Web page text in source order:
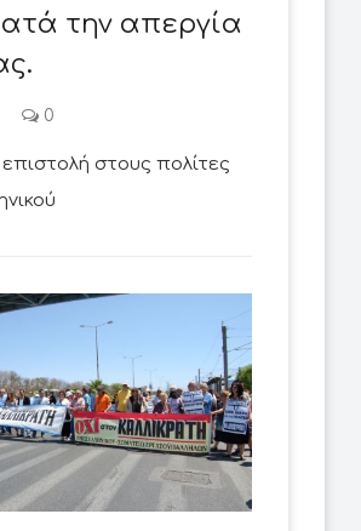
την απεργία
0
επιστολή στους πολίτες